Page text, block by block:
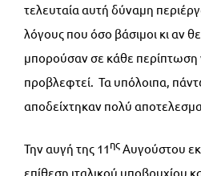
τελευταία αυτή δύναμη
λόγους που όσο βάσιμοι κι αν
μπορούσαν σε κάθε περίπτωση
προβλεφτεί. Τα υπόλοιπα,
αποδείχτηκαν πολύ
Την αυγή της 11ηςΑυγούστου
επίθεση ιταλικού υποβρυχίου